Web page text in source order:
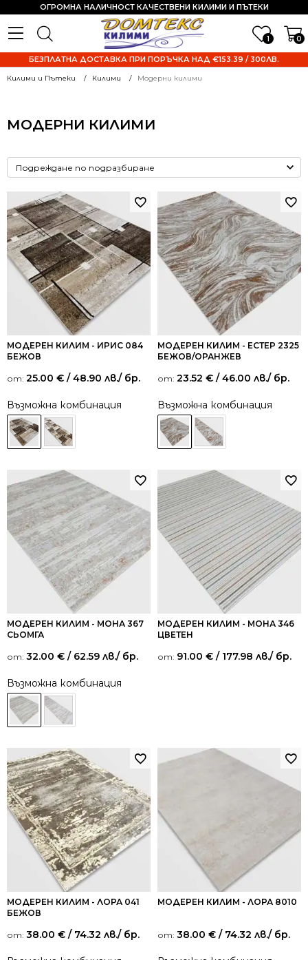
1 0
ОГРОМНА НАЛИЧНОСТ КАЧЕСТВЕНИ КИЛИМИ И ПЪТЕКИ
БЕЗПЛАТНА ДОСТАВКА ПРИ ПОРЪЧКА НАД €153.39 / 300ЛВ.
Килими и Пътеки Килими Модерни килими
МОДЕРНИ КИЛИМИ
МОДЕРЕН КИЛИМ - ИРИС 084
БЕЖОВ
от: 25.00 € / 48.90 лв./ бр.
Възможна комбинация
МОДЕРЕН КИЛИМ - ЕСТЕР 2325
БЕЖОВ/ОРАНЖЕВ
от: 23.52 € / 46.00 лв./ бр.
Възможна комбинация
МОДЕРЕН КИЛИМ - МОНА 367
СЬОМГА
от: 32.00 € / 62.59 лв./ бр.
Възможна комбинация
МОДЕРЕН КИЛИМ - МОНА 346
ЦВЕТЕН
от: 91.00 € / 177.98 лв./ бр.
МОДЕРЕН КИЛИМ - ЛОРА 041
БЕЖОВ
от: 38.00 € / 74.32 лв./ бр.
МОДЕРЕН КИЛИМ - ЛОРА 8010
от: 38.00 € / 74.32 лв./ бр.